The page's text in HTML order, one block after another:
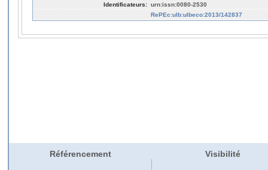
Identificateurs: urn:issn:0080-2530
RePEc:ulb:ulbeco:2013/142837
Référencement Visibilité